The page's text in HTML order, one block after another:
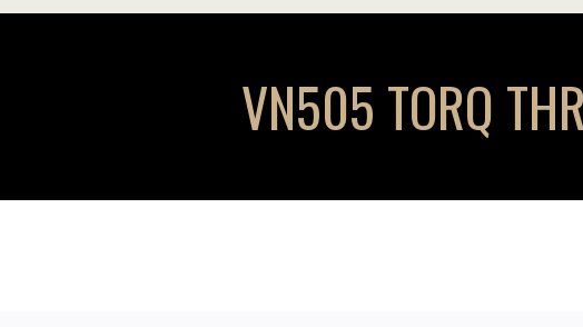
VN505 TORQ